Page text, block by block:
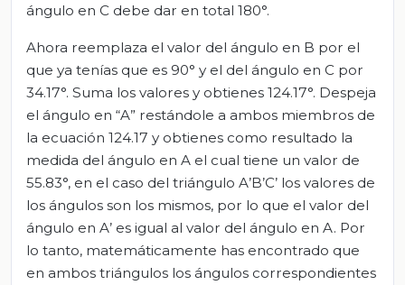
ángulo en C debe dar en total 180°.
Ahora reemplaza el valor del ángulo en B por el
que ya tenías que es 90° y el del ángulo en C por
34.17°. Suma los valores y obtienes 124.17°. Despeja
el ángulo en “A” restándole a ambos miembros de
la ecuación 124.17 y obtienes como resultado la
medida del ángulo en A el cual tiene un valor de
55.83°, en el caso del triángulo A’B’C’ los valores de
los ángulos son los mismos, por lo que el valor del
ángulo en A’ es igual al valor del ángulo en A. Por
lo tanto, matemáticamente has encontrado que
en ambos triángulos los ángulos correspondientes